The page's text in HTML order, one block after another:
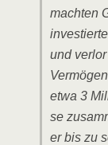
mach­ten
und
etwa 3
se
er bis zu